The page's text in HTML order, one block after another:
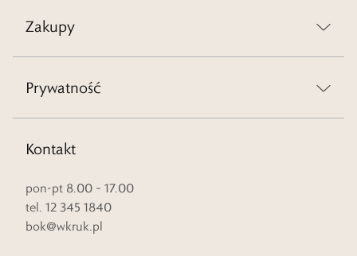
Zakupy
Prywatność
Kontakt
pon-pt 8.00 – 17.00
tel. 12 345 1840
bok@wkruk.pl